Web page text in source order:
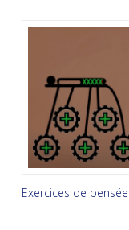
Exercices de